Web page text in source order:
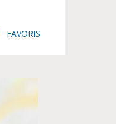
FAVORIS